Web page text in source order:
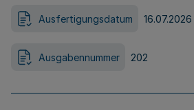
Ausfertigungsdatum 16.07.2026
Ausgabennummer 202